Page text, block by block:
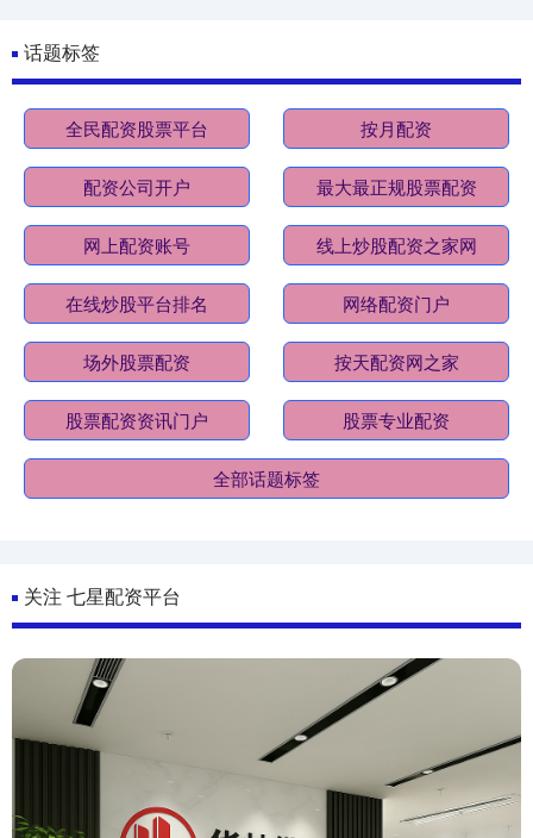
话题标签
全民配资股票平台 按月配资
配资公司开户 最大最正规股票配资
网上配资账号 线上炒股配资之家网
在线炒股平台排名 网络配资门户
场外股票配资 按天配资网之家
股票配资资讯门户 股票专业配资
全部话题标签
关注 七星配资平台